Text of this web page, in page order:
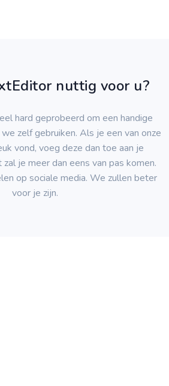
nuttig voor u?
hard geprobeerd om een handige
zelf gebruiken. Als je een van onze
vond, voeg deze dan toe aan je
je meer dan eens van pas komen.
op sociale media. We zullen beter
voor je zijn.